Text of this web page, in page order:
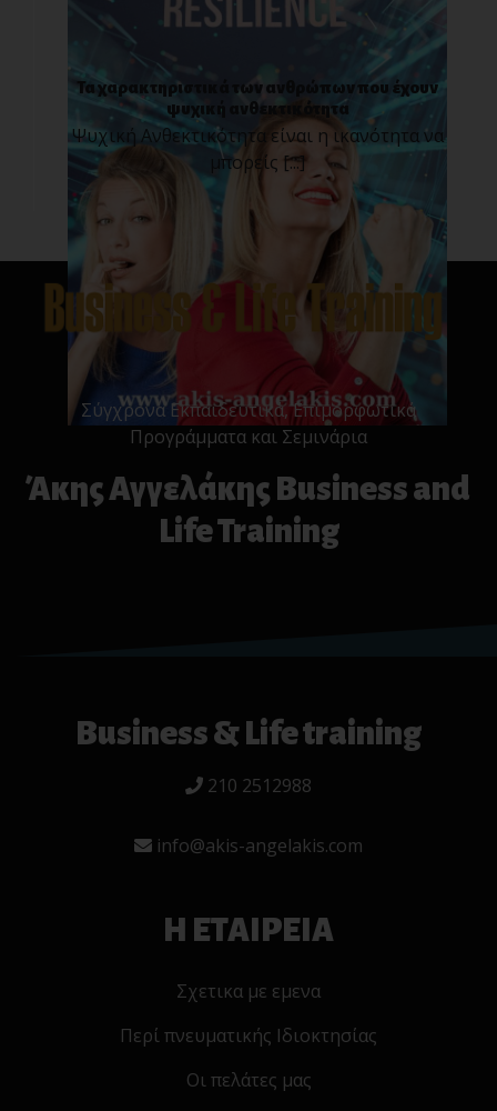
Τα χαρακτηριστικά των ανθρώπων που έχουν
ψυχική ανθεκτικότητα
Ψυχική Ανθεκτικότητα είναι η ικανότητα να
μπορείς [...]
Σύγχρονα Εκπαιδευτικά, Επιμορφωτικά
Προγράμματα και Σεμινάρια
Άκης Αγγελάκης Business and
Life Training
Business & Life training
210 2512988
info@akis-angelakis.com
Η ΕΤΑΙΡΕΙΑ
Σχετικα με εμενα
Περί πνευματικής Ιδιοκτησίας
Οι πελάτες μας